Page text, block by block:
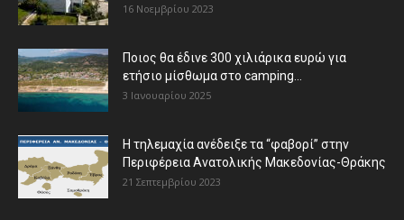
16 Νοεμβρίου 2023
Ποιος θα έδινε 300 χιλιάρικα ευρώ για
ετήσιο μίσθωμα στο camping...
3 Ιανουαρίου 2025
Η τηλεμαχία ανέδειξε τα “φαβορί” στην
Περιφέρεια Ανατολικής Μακεδονίας-Θράκης
21 Σεπτεμβρίου 2023